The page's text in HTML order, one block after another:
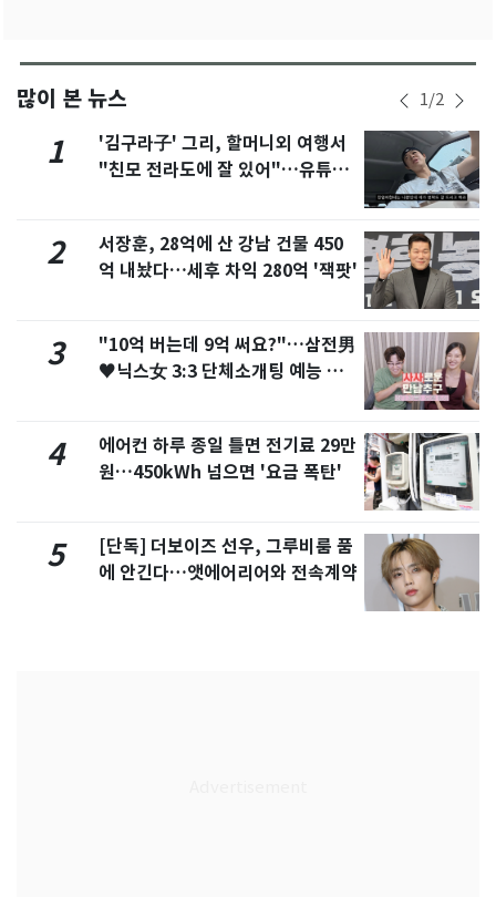
많이 본 뉴스 1/2
1
'김구라子' 그리, 할머니외 여행서
"친모 전라도에 잘 있어"…유튜브
2
서장훈, 28억에 산 강남 건물 450
억 내놨다…세후 차익 280억 '잭팟'
3
"10억 버는데 9억 써요?"…삼전男
♥닉스女 3:3 단체소개팅 예능 화
4
에어컨 하루 종일 틀면 전기료 29만
원…450kWh 넘으면 '요금 폭탄'
5
[단독] 더보이즈 선우, 그루비룸 품
에 안긴다…앳에어리어와 전속계약